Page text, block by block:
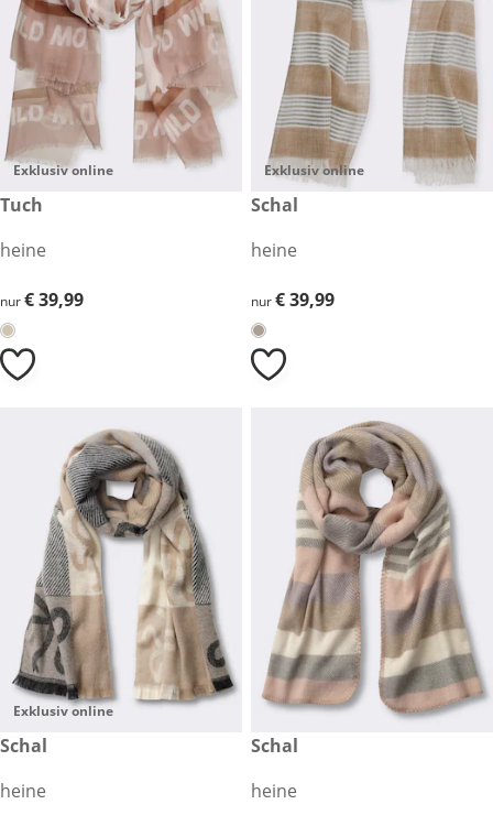
Exklusiv online
€ 39,99
Tuch
heine
€ 39,99
nur€ 39,99
Exklusiv online
€ 39,99
Schal
heine
€ 39,99
nur€ 39,99
Exklusiv online
€ 44,99
Schal
heine
€ 44,99
Schal
heine